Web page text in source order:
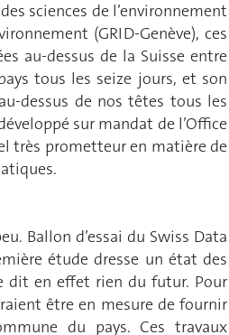
sciences de l’environnement
(GRID-Genève), ces
au-dessus de la Suisse entre
tous les seize jours, et son
dessus de nos têtes tous les
sur mandat de l’Office
très prometteur en matière de
Ballon d’essai du Swiss Data
étude dresse un état des
dit en effet rien du futur. Pour
être en mesure de fournir
du pays. Ces travaux